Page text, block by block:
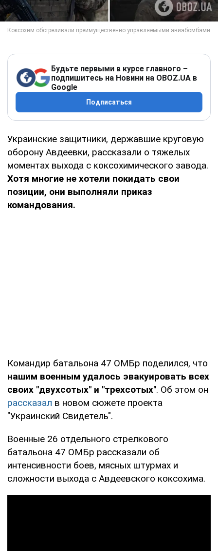
Будьте первыми в курсе главного –
подпишитесь на Новини на OBOZ.UA в
Google
Подписаться
Украинские защитники, державшие круговую
оборону Авдеевки, рассказали о тяжелых
моментах выхода с коксохимического завода.
Хотя многие не хотели покидать свои
позиции, они выполняли приказ
командования.
Командир батальона 47 ОМБр поделился, что
нашим военным удалось эвакуировать всех
своих "двухсотых" и "трехсотых". Об этом он
рассказал в новом сюжете проекта
"Украинский Свидетель".
Военные 26 отдельного стрелкового
батальона 47 ОМБр рассказали об
интенсивности боев, мясных штурмах и
сложности выхода с Авдеевского коксохима.